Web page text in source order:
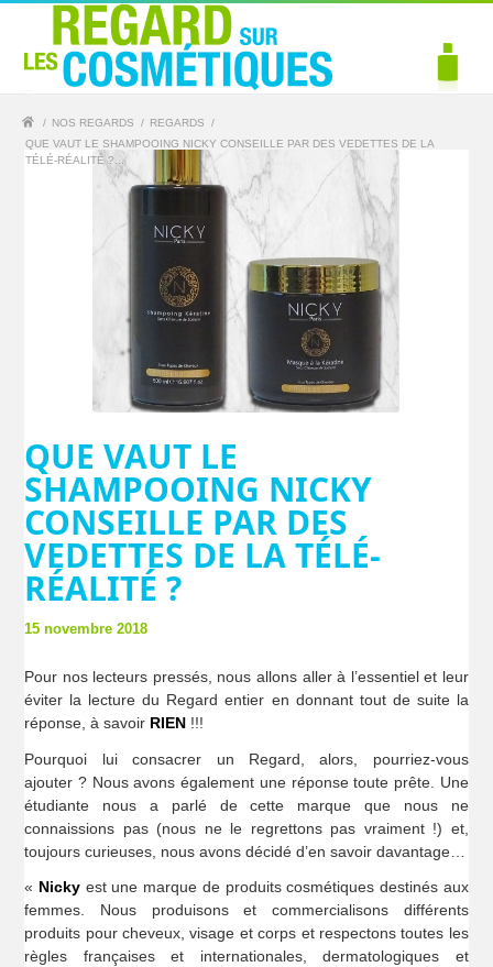
/ NOS REGARDS / REGARDS
/
QUE VAUT LE SHAMPOOING NICKY CONSEILLE PAR DES VEDETTES DE LA
TÉLÉ-RÉALITÉ ?...
QUE VAUT LE
SHAMPOOING NICKY
CONSEILLE PAR DES
VEDETTES DE LA TÉLÉ-
RÉALITÉ ?
15 novembre 2018
Pour nos lecteurs pressés, nous allons aller à l’essentiel et leur
éviter la lecture du Regard entier en donnant tout de suite la
réponse, à savoir RIEN !!!
Pourquoi lui consacrer un Regard, alors, pourriez-vous
ajouter ? Nous avons également une réponse toute prête. Une
étudiante nous a parlé de cette marque que nous ne
connaissions pas (nous ne le regrettons pas vraiment !) et,
toujours curieuses, nous avons décidé d’en savoir davantage…
« Nicky est une marque de produits cosmétiques destinés aux
femmes. Nous produisons et commercialisons différents
produits pour cheveux, visage et corps et respectons toutes les
règles françaises et internationales, dermatologiques et